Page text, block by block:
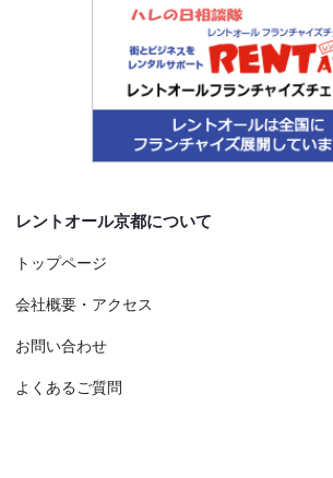
レントオール京都について
トップページ
会社概要・アクセス
お問い合わせ
よくあるご質問